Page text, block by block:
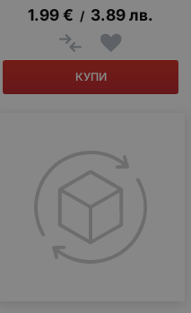
1.99€ / 3.89лв.
КУПИ